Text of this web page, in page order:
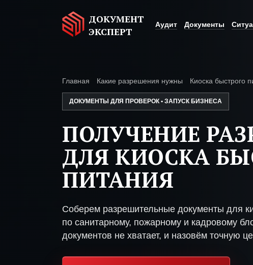
ДОКУМЕНТ
ЭКСПЕРТ
Аудит Документы
Главная Какие разрешения нужны Киоска быстрого
ДОКУМЕНТЫ ДЛЯ ПРОВЕРОК • ЗАПУСК БИЗНЕСА
ПОЛУЧЕНИЕ
ДЛЯ КИОСКА
ПИТАНИЯ
Соберем разрешительные документы для
по санитарному, пожарному и кадровому
документов не хватает, и назовём точную